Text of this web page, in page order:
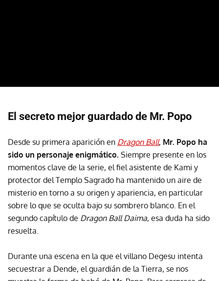
El secreto mejor guardado de Mr. Popo
Desde su primera aparición en Dragon Ball, Mr. Popo ha
sido un personaje enigmático. Siempre presente en los
momentos clave de la serie, el fiel asistente de Kami y
protector del Templo Sagrado ha mantenido un aire de
misterio en torno a su origen y apariencia, en particular
sobre lo que se oculta bajo su sombrero blanco. En el
segundo capítulo de Dragon Ball Daima, esa duda ha sido
resuelta.
Durante una escena en la que el villano Degesu intenta
secuestrar a Dende, el guardián de la Tierra, se nos